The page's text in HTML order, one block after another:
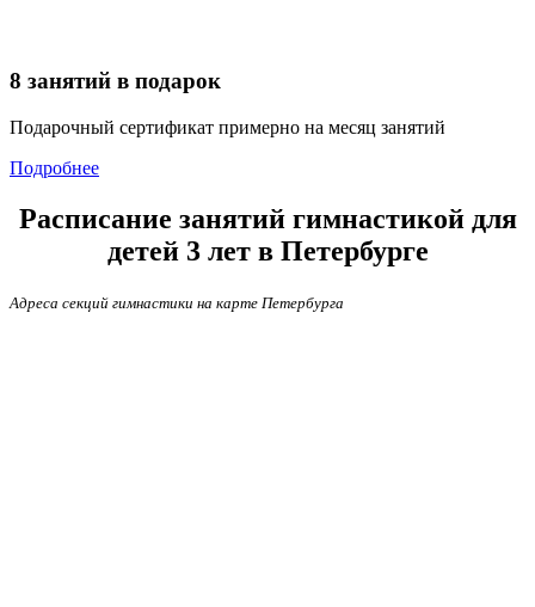
8 занятий в подарок
Подарочный сертификат примерно на месяц занятий
Подробнее
Расписание занятий гимнастикой для
детей 3 лет в Петербурге
Адреса секций гимнастики на карте Петербурга